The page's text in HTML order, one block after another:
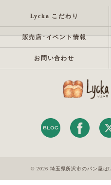
Lycka こだわり
販売店･イベント情報
お問い合わせ
© 2026 埼玉県所沢市のパン屋は